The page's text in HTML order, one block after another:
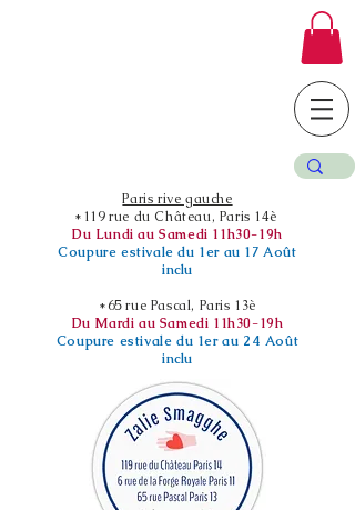
Paris rive gauche
*119 rue du Château, Paris 14è
Du Lundi au Samedi 11h30-19h
Coupure estivale du 1er au 17 Août
inclu
*65 rue Pascal, Paris 13è
Du Mardi au Samedi 11h30-19h
Coupure estivale du 1er au 24 Août
inclu